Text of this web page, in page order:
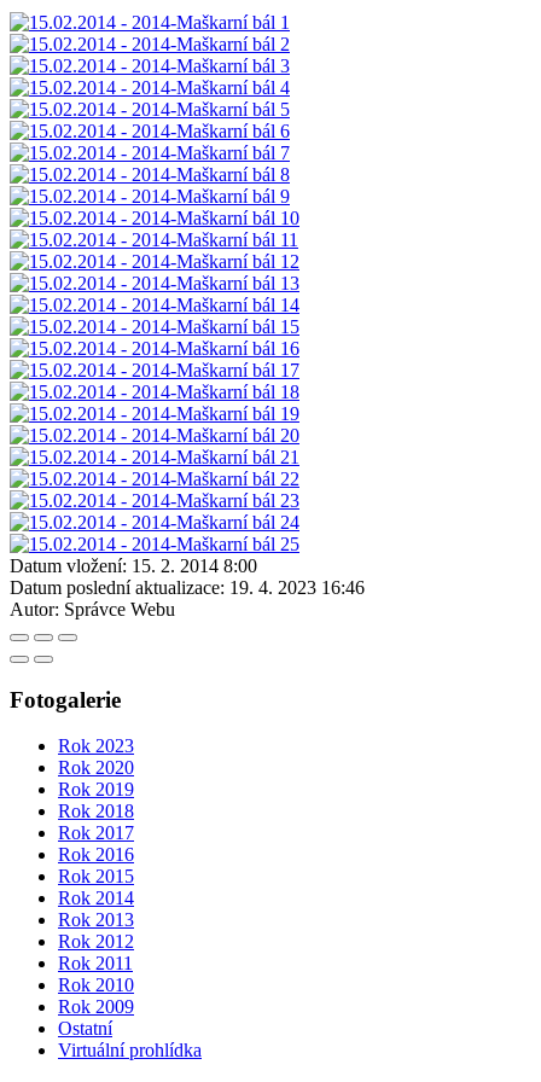
Datum vložení: 15. 2. 2014 8:00
Datum poslední aktualizace: 19. 4. 2023 16:46
Autor: Správce Webu
Fotogalerie
Rok 2023
Rok 2020
Rok 2019
Rok 2018
Rok 2017
Rok 2016
Rok 2015
Rok 2014
Rok 2013
Rok 2012
Rok 2011
Rok 2010
Rok 2009
Ostatní
Virtuální prohlídka